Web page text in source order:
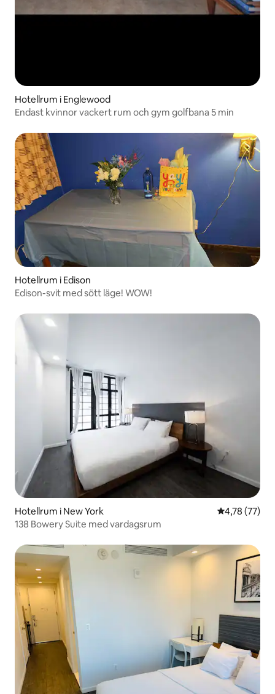
Hotellrum i Englewood
Endast kvinnor vackert rum och gym golfbana 5 min
Hotellrum i Edison
Edison-svit med sött läge! WOW!
Hotellrum i New York 4,78 av 5 i
4,78 (77)
138 Bowery Suite med vardagsrum